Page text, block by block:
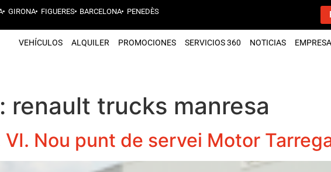
GIRONA FIGUERES BARCELONA PENEDÈS
VEHÍCULOS ALQUILER PROMOCIONES SERVICIOS 360 NOTICIAS EMPRESA
renault trucks manresa
VI. Nou punt de servei Motor